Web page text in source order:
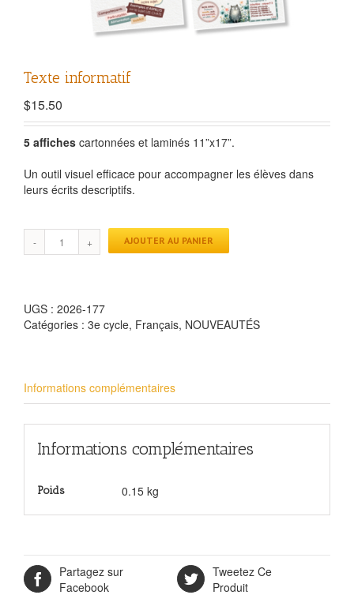
Texte informatif
$15.50
5 affiches cartonnées et laminés 11”x17”.
Un outil visuel efficace pour accompagner les élèves dans
leurs écrits descriptifs.
AJOUTER AU PANIER
UGS : 2026-177
Catégories : 3e cycle, Français, NOUVEAUTÉS
Informations complémentaires
Informations complémentaires
Poids 0.15 kg
Partagez sur
Facebook
Tweetez Ce
Produit